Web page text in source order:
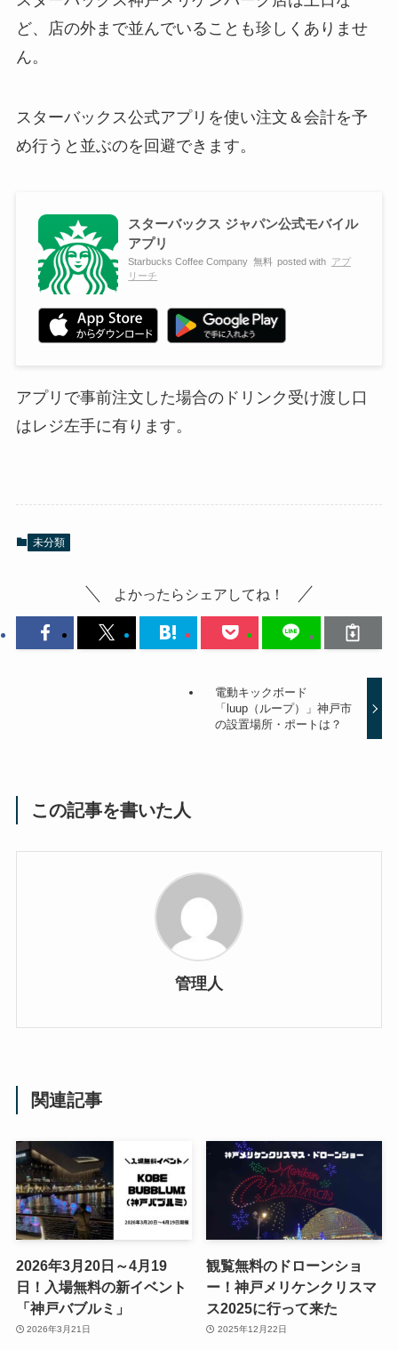
ど、店の外まで並んでいることも珍しくありませ
ん。
スターバックス公式アプリを使い注文＆会計を予
め行うと並ぶのを回避できます。
スターバックス ジャパン公式モバイル
アプリ
Starbucks Coffee Company 無料 posted with アプ
リーチ
アプリで事前注文した場合のドリンク受け渡し口
はレジ左手に有ります。
未分類
よかったらシェアしてね！
電動キックボード
「luup（ループ）」神戸市
の設置場所・ポートは？
この記事を書いた人
管理人
関連記事
2026年3月20日～4月19
日！入場無料の新イベント
「神戸バブルミ」
2026年3月21日
観覧無料のドローンショ
ー！神戸メリケンクリスマ
ス2025に行って来た
2025年12月22日